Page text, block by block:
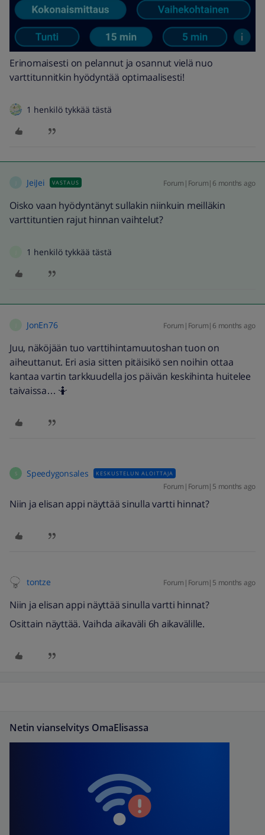
Erinomaisesti on pelannut ja osannut vielä nuo
varttitunnitkin hyödyntää optimaalisesti!
1 henkilö tykkää tästä
JeiJei VASTAUS Forum|Forum|6 months ago
Oisko vaan hyödyntänyt sullakin niinkuin meilläkin
varttituntien rajut hinnan vaihtelut?
1 henkilö tykkää tästä
JonEn76 Forum|Forum|6 months ago
Juu, näköjään tuo varttihintamuutoshan tuon on
aiheuttanut. Eri asia sitten pitäisikö sen noihin ottaa
kantaa vartin tarkkuudella jos päivän keskihinta huitelee
taivaissa… 🤷
S Speedygonsales KESKUSTELUN ALOITTAJA
Forum|Forum|5 months ago
Niin ja elisan appi näyttää sinulla vartti hinnat?
tontze Forum|Forum|5 months ago
Niin ja elisan appi näyttää sinulla vartti hinnat?
Osittain näyttää. Vaihda aikaväli 6h aikavälille.
Netin vianselvitys OmaElisassa